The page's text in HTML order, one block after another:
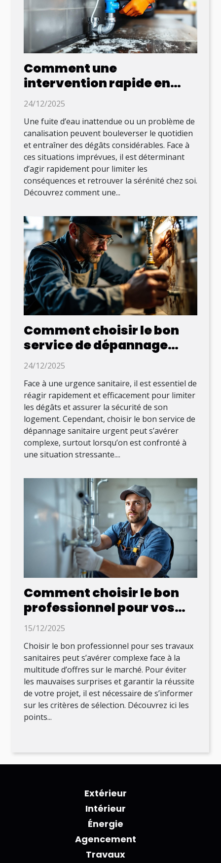
Comment une
intervention rapide en
plomberie peut sauver
24/12/2025
Une fuite d’eau inattendue ou un problème de
canalisation peuvent bouleverser le quotidien
et entraîner des dégâts considérables. Face à
ces situations imprévues, il est déterminant
d’agir rapidement pour limiter les
conséquences et retrouver la sérénité chez soi.
Découvrez comment une...
Comment choisir le bon
service de dépannage
sanitaire urgent ?
24/12/2025
Face à une urgence sanitaire, il est essentiel de
réagir rapidement et efficacement pour limiter
les dégâts et assurer la sécurité de son
logement. Cependant, choisir le bon service de
dépannage sanitaire urgent peut s’avérer
complexe, surtout lorsqu’on est confronté à
une situation stressante....
Comment choisir le bon
professionnel pour vos
travaux sanitaires ?
15/12/2025
Choisir le bon professionnel pour ses travaux
sanitaires peut s’avérer complexe face à la
multitude d’offres sur le marché. Pour éviter
les mauvaises surprises et garantir la réussite
de votre projet, il est nécessaire de s’informer
sur les critères de sélection. Découvrez ici les
points...
Extérieur
Intérieur
Énergie
Agencement
Travaux